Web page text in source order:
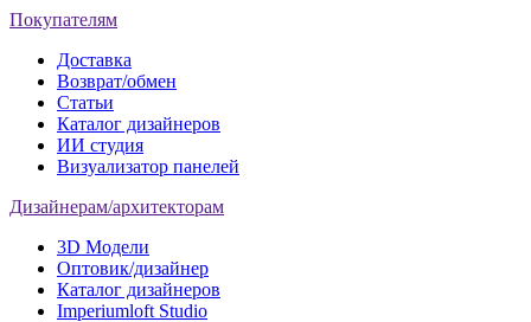
Покупателям
Доставка
Возврат/обмен
Статьи
Каталог дизайнеров
ИИ студия
Визуализатор панелей
Дизайнерам/архитекторам
3D Модели
Оптовик/дизайнер
Каталог дизайнеров
Imperiumloft Studio